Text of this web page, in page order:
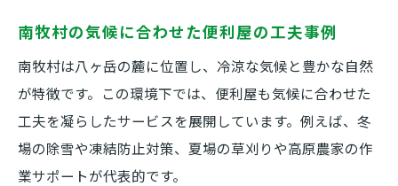
南牧村の気候に合わせた便利屋の工夫事例
南牧村は八ヶ岳の麓に位置し、冷涼な気候と豊かな自然
が特徴です。この環境下では、便利屋も気候に合わせた
工夫を凝らしたサービスを展開しています。例えば、冬
場の除雪や凍結防止対策、夏場の草刈りや高原農家の作
業サポートが代表的です。